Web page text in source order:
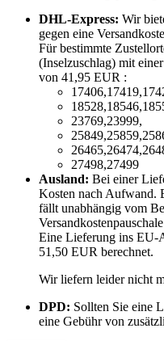
DHL-Express: Wir
gegen eine
Für bestimmte
(Inselzuschlag) mit
von 41,95 EUR :
23769,23999,
27498,27499
Ausland: Bei einer
Kosten nach Aufwand.
fällt unabhängig vom
Eine Lieferung ins EU-
51,50 EUR berechnet.
Wir liefern leider nicht
DPD: Sollten Sie eine
eine Gebühr von